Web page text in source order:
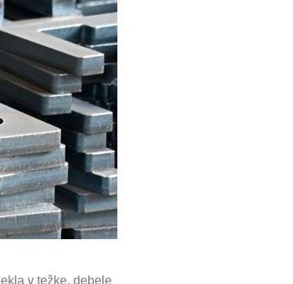
v težke, debele